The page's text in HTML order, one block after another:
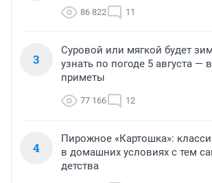
86 822 11
3
Суровой или мягкой будет
узнать по погоде 5 августа —
приметы
77 166 12
4
Пирожное «Картошка»:
в домашних условиях с тем
детства